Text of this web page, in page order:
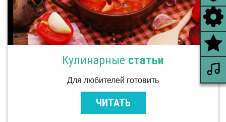
Кулинарные статьи
Для любителей готовить
ЧИТАТЬ